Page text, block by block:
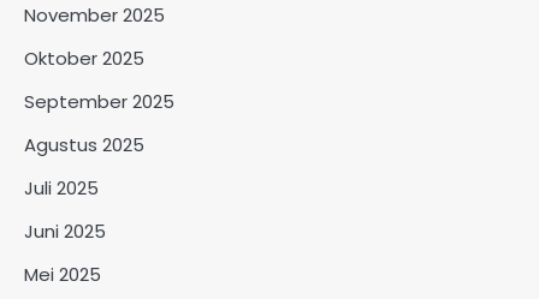
November 2025
Oktober 2025
September 2025
Agustus 2025
Juli 2025
Juni 2025
Mei 2025